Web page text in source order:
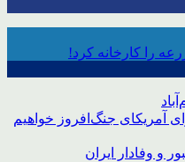
را کارخانه کرد!
آمریکای جنگ‌افروز خواهیم
و وفادار ایران